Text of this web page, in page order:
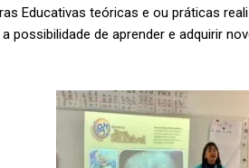
Educativas teóricas e ou práticas
possibilidade de aprender e adquirir